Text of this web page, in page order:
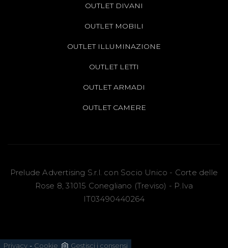
Privacy - Cookie Gestisci i consensi
OUTLET DIVANI
OUTLET MOBILI
OUTLET ILLUMINAZIONE
OUTLET LETTI
OUTLET ARMADI
OUTLET CAMERE
Prelude Advertising S.r.l. con Socio Unico - Corte delle
Rose 8, 31015 Conegliano (Treviso) - P.Iva
IT03490440264